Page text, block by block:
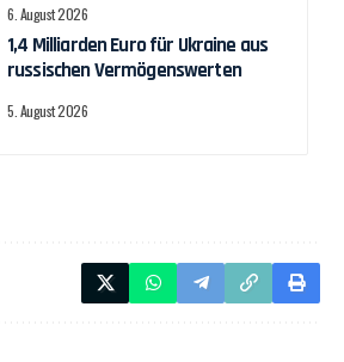
6. August 2026
1,4 Milliarden Euro für Ukraine aus
russischen Vermögenswerten
5. August 2026